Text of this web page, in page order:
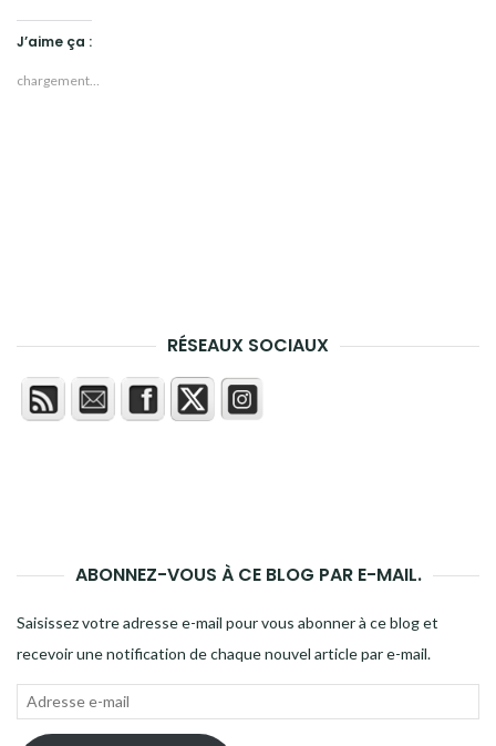
J’aime ça :
chargement…
RÉSEAUX SOCIAUX
ABONNEZ-VOUS À CE BLOG PAR E-MAIL.
Saisissez votre adresse e-mail pour vous abonner à ce blog et
recevoir une notification de chaque nouvel article par e-mail.
Adresse